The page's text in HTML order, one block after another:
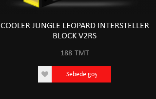
COOLER JUNGLE LEOPARD INTERSTELLER
BLOCK V2RS
188 TMT
Sebede goş